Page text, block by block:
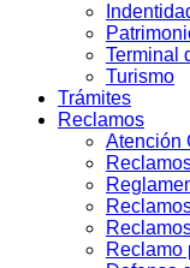
Terminal
Turismo
Trámites
Reclamos
Atención
Reclamo